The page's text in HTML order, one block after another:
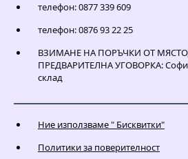
телефон: 0877 339 609
телефон: 0876 93 22 25
ВЗИМАНЕ НА ПОРЪЧКИ ОТ
ПРЕДВАРИТЕЛНА УГОВОРКА:
склад
Ние използваме " Бисквитки"
Политики за поверителност